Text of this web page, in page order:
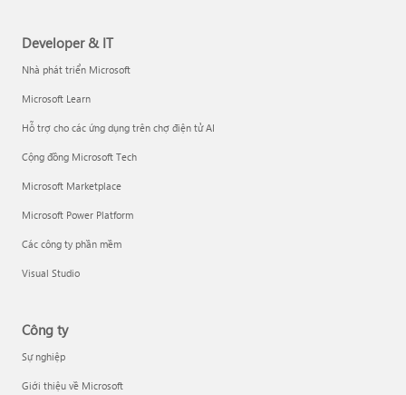
Developer & IT
Nhà phát triển Microsoft
Microsoft Learn
Hỗ trợ cho các ứng dụng trên chợ điện tử AI
Cộng đồng Microsoft Tech
Microsoft Marketplace
Microsoft Power Platform
Các công ty phần mềm
Visual Studio
Công ty
Sự nghiệp
Giới thiệu về Microsoft